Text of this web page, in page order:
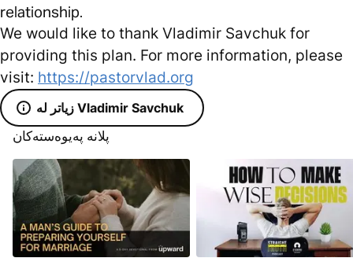
relationship.
We would like to thank Vladimir Savchuk for
providing this plan. For more information, please
visit: https://pastorvlad.org
زیاتر لە Vladimir Savchuk
پلانە پەیوەستەکان